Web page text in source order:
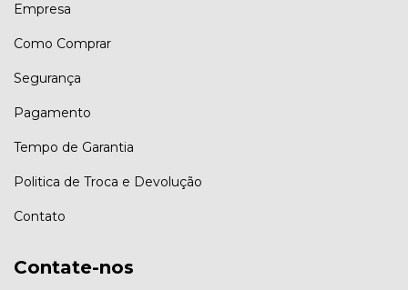
Empresa
Como Comprar
Segurança
Pagamento
Tempo de Garantia
Politica de Troca e Devolução
Contato
Contate-nos